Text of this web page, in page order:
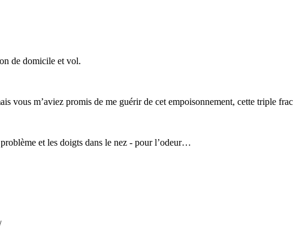
de domicile et vol.
vous m’aviez promis de me guérir de cet empoisonnement, cette triple
et les doigts dans le nez - pour l’odeur…